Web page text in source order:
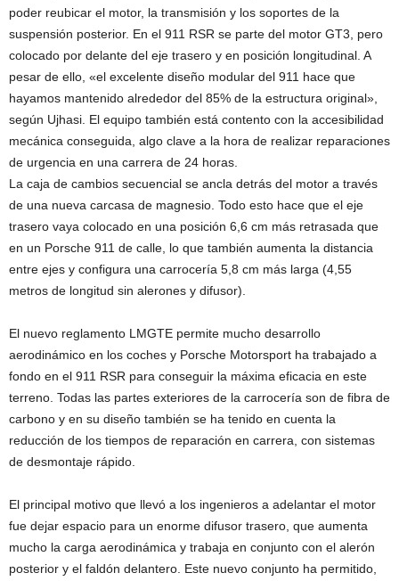
poder reubicar el motor, la transmisión y los soportes de la
suspensión posterior. En el 911 RSR se parte del motor GT3, pero
colocado por delante del eje trasero y en posición longitudinal. A
pesar de ello, «el excelente diseño modular del 911 hace que
hayamos mantenido alrededor del 85% de la estructura original»,
según Ujhasi. El equipo también está contento con la accesibilidad
mecánica conseguida, algo clave a la hora de realizar reparaciones
de urgencia en una carrera de 24 horas.
La caja de cambios secuencial se ancla detrás del motor a través
de una nueva carcasa de magnesio. Todo esto hace que el eje
trasero vaya colocado en una posición 6,6 cm más retrasada que
en un Porsche 911 de calle, lo que también aumenta la distancia
entre ejes y configura una carrocería 5,8 cm más larga (4,55
metros de longitud sin alerones y difusor).
El nuevo reglamento LMGTE permite mucho desarrollo
aerodinámico en los coches y Porsche Motorsport ha trabajado a
fondo en el 911 RSR para conseguir la máxima eficacia en este
terreno. Todas las partes exteriores de la carrocería son de fibra de
carbono y en su diseño también se ha tenido en cuenta la
reducción de los tiempos de reparación en carrera, con sistemas
de desmontaje rápido.
El principal motivo que llevó a los ingenieros a adelantar el motor
fue dejar espacio para un enorme difusor trasero, que aumenta
mucho la carga aerodinámica y trabaja en conjunto con el alerón
posterior y el faldón delantero. Este nuevo conjunto ha permitido,